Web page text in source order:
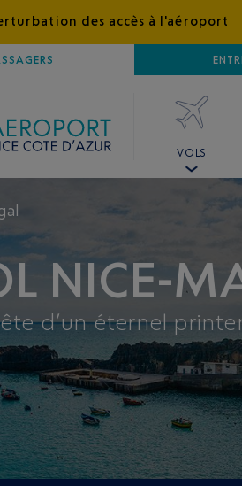
des accès à l'aéroport
NICE CÔTE D'AZUR
VOLS
NICE-
d’un éternel